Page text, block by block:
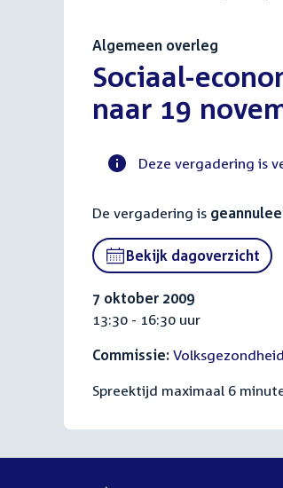
Algemeen overleg
:Sociaal-
naar 19
commissie
activiteit
Deze vergadering is
De vergadering is
Bekijk dagoverzicht
7 oktober 2009
13:30 - 16:30 uur
Commissie:
Spreektijd maximaal 6